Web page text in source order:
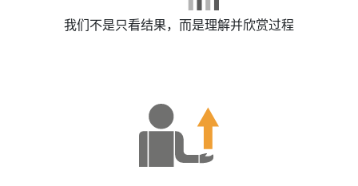
我们不是只看结果，而是理解并欣赏过程